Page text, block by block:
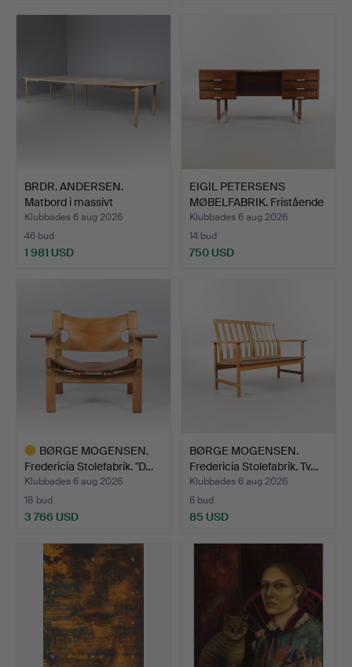
BRDR. ANDERSEN.
Matbord i massivt
såpabeha…
Klubbades 6 aug 2026
46 bud
1 981 USD
EIGIL PETERSENS
MØBELFABRIK. Fristående
sk…
Klubbades 6 aug 2026
14 bud
750 USD
BØRGE MOGENSEN.
Fredericia Stolefabrik. "D…
Klubbades 6 aug 2026
18 bud
3 766 USD
föremål
BØRGE MOGENSEN.
Fredericia Stolefabrik. Tv…
Klubbades 6 aug 2026
6 bud
85 USD